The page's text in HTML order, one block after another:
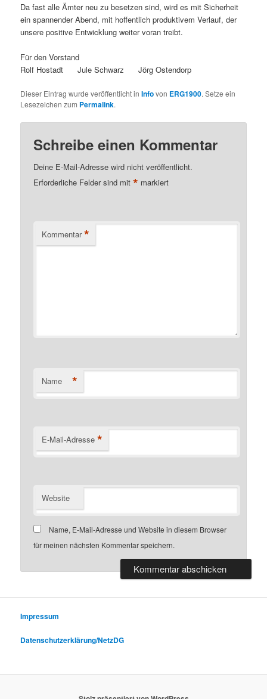
Da fast alle Ämter neu zu besetzen sind, wird es mit Sicherheit
ein spannender Abend, mit hoffentlich produktivem Verlauf, der
unsere positive Entwicklung weiter voran treibt.
Für den Vorstand
Rolf Hostadt Jule Schwarz Jörg Ostendorp
Dieser Eintrag wurde veröffentlicht inInfovon ERG1900. Setze ein
Lesezeichen zum Permalink.
Schreibe einen Kommentar
Deine E-Mail-Adresse wird nicht veröffentlicht.
Erforderliche Felder sind mit* markiert
Kommentar *
Name *
E-Mail-Adresse *
Website
Name, E-Mail-Adresse und Website in diesem Browser
für meinen nächsten Kommentar speichern.
Impressum
Datenschutzerklärung/NetzDG